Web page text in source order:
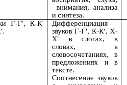
внимания, анализа
и синтеза.
Г-Г', К-К'
Дифференциация
звуков Г-Г', К-К', Х-
Х' в слогах, в
словах, в
словосочетаниях, в
предложениях и в
тексте.
Соотнесение звуков